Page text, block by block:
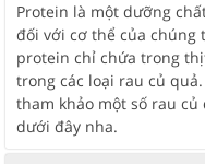
Protein là một dưỡng
đối với cơ thể của
protein chỉ chứa trong
trong các loại rau củ
tham khảo một số rau
dưới đây nha.